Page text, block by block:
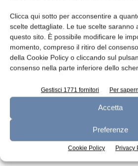
Clicca qui sotto per acconsentire a
scelte dettagliate. Le tue scelte saranno
questo sito. È possibile modificare le
momento, compreso il ritiro del
della Cookie Policy o cliccando sul
consenso nella parte inferiore dello
Gestisci 1771 fornitori Per
Accetta
Preferenze
Cookie Policy Privacy
n.7 - Luglio 2026 n.6 - Giugno 2026